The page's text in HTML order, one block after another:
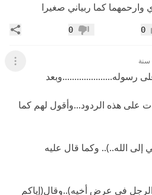
كما ربياني صغيرا
0 عدم إعجاب
0
عرض
رسوله.....................وبعد
على هذه الردود...وأقول لهم كما
إلى الله..).. وكما قال عليه
الرجل في عرض أخيه)..وقال(إياكم